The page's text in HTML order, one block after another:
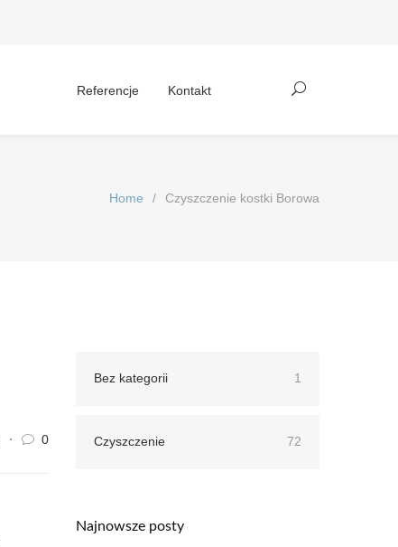
Referencje Kontakt
Home / Czyszczenie kostki Borowa
0
Bez kategorii 1
Czyszczenie 72
Najnowsze posty